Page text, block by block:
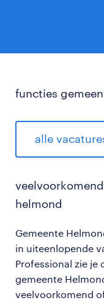
functies
alle
helmond
Gemeente
in uiteenlopende
Professional zie je
gemeente
veelvoorkomend